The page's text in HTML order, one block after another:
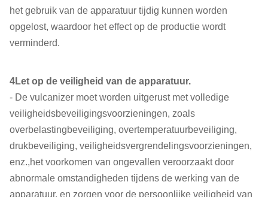
het gebruik van de apparatuur tijdig kunnen worden
opgelost, waardoor het effect op de productie wordt
verminderd.
4Let op de veiligheid van de apparatuur.
- De vulcanizer moet worden uitgerust met volledige
veiligheidsbeveiligingsvoorzieningen, zoals
overbelastingbeveiliging, overtemperatuurbeveiliging,
drukbeveiliging, veiligheidsvergrendelingsvoorzieningen,
enz.,het voorkomen van ongevallen veroorzaakt door
abnormale omstandigheden tijdens de werking van de
apparatuur, en zorgen voor de persoonlijke veiligheid van